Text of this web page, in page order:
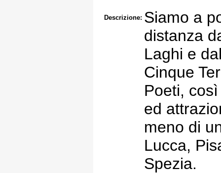
Descrizione: Siamo a
distanza
Laghi e
Cinque
Poeti,
ed
meno di
Lucca,
Spezia.